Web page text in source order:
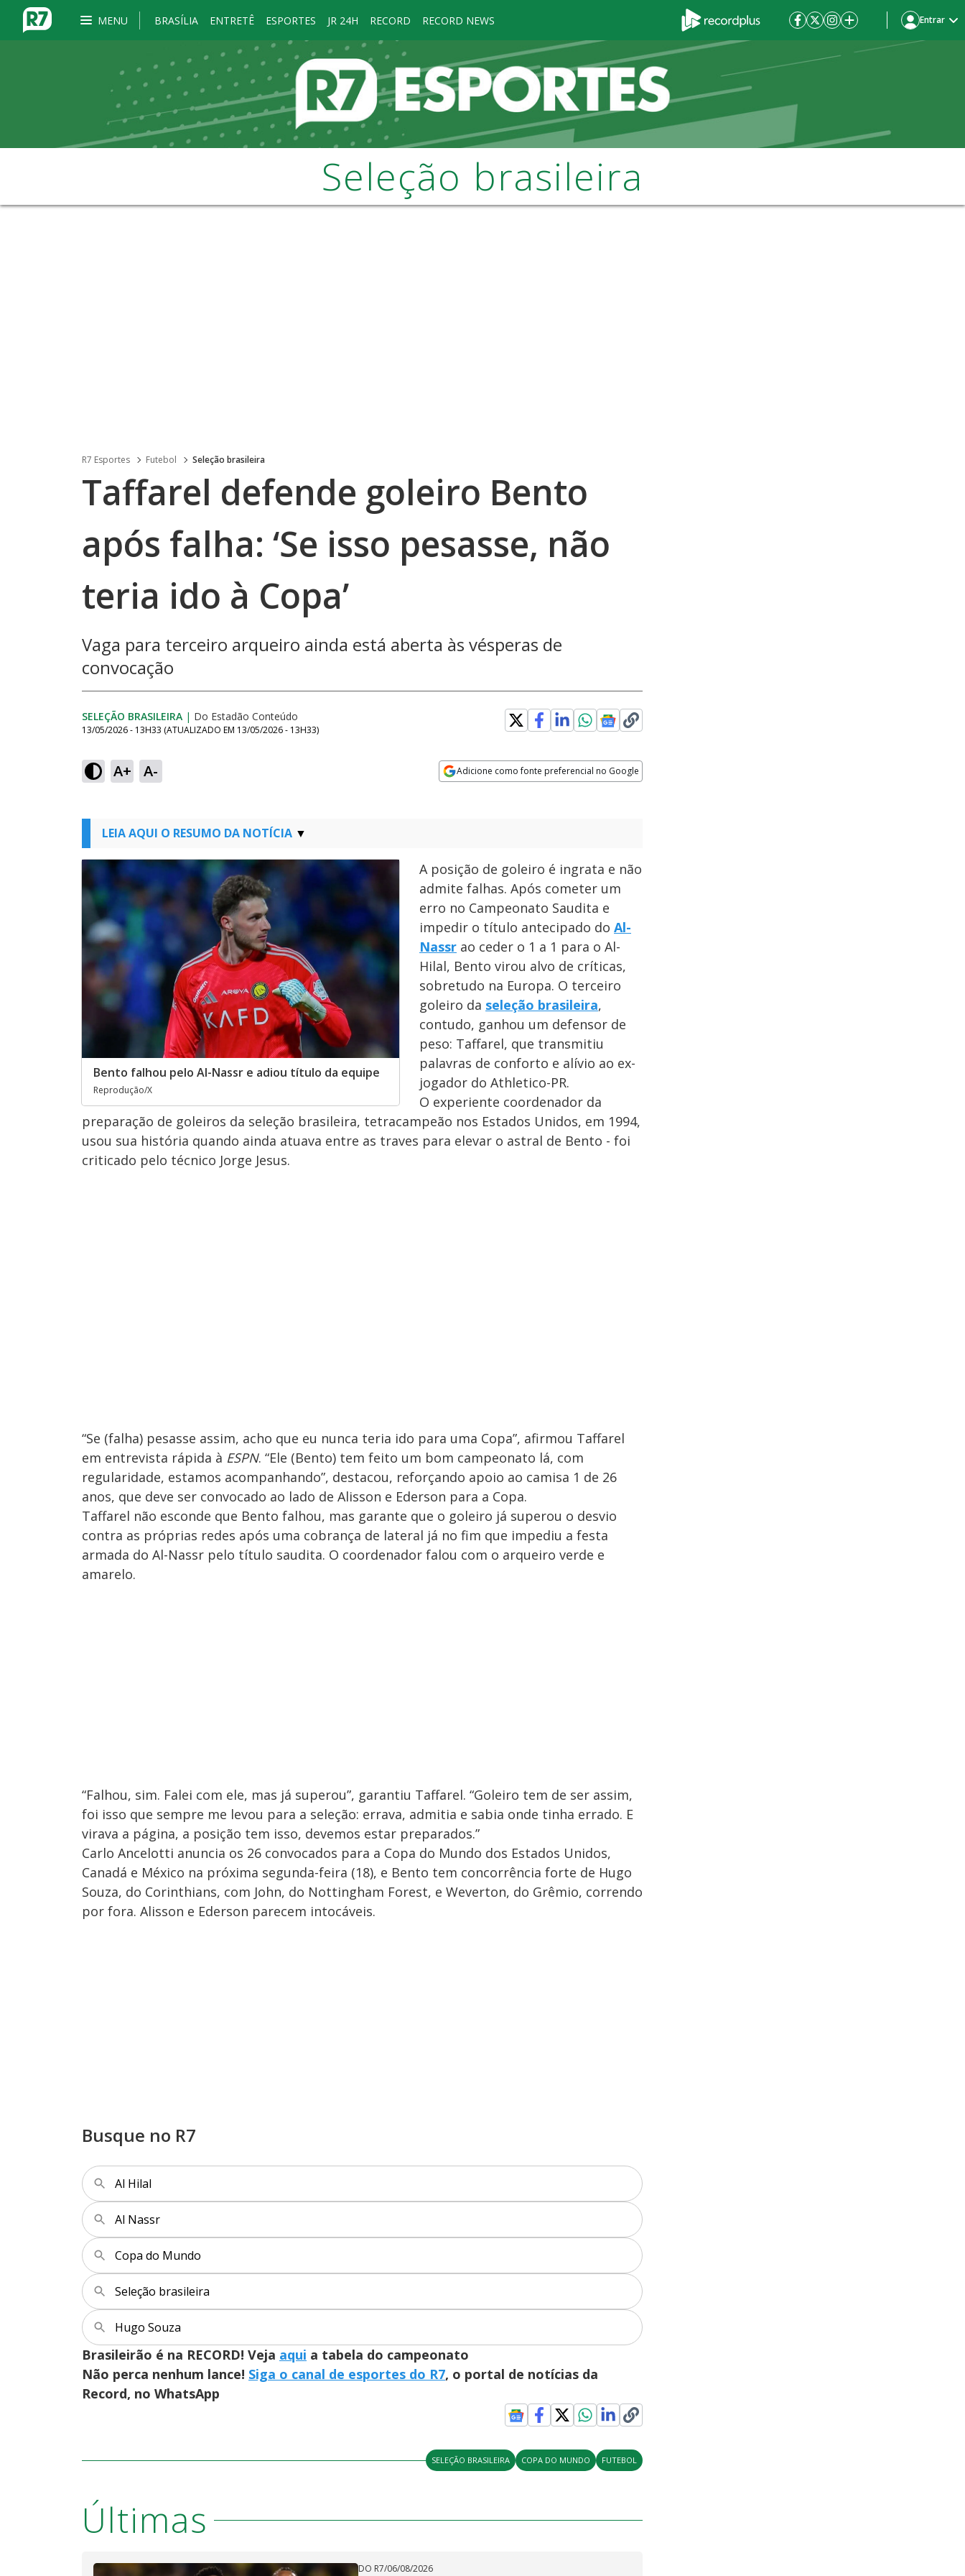
MENU BRASÍLIA ENTRETÊ ESPORTES JR 24H RECORD RECORD NEWS Entrar
Seleção brasileira
R7 Esportes Futebol Seleção brasileira
Taffarel defende goleiro Bento
após falha: ‘Se isso pesasse, não
teria ido à Copa’
Vaga para terceiro arqueiro ainda está aberta às vésperas de
convocação
SELEÇÃO BRASILEIRA | Do Estadão Conteúdo
13/05/2026 - 13H33 (ATUALIZADO EM 13/05/2026 - 13H33)
A+ A- Adicione como fonte preferencial no Google
LEIA AQUI O RESUMO DA NOTÍCIA
Bento falhou pelo Al-Nassr e adiou título da equipe
Reprodução/X
A posição de goleiro é ingrata e não
admite falhas. Após cometer um
erro no Campeonato Saudita e
impedir o título antecipado do Al-
Nassr ao ceder o 1 a 1 para o Al-
Hilal, Bento virou alvo de críticas,
sobretudo na Europa. O terceiro
goleiro da seleção brasileira,
contudo, ganhou um defensor de
peso: Taffarel, que transmitiu
palavras de conforto e alívio ao ex-
jogador do Athletico-PR.
O experiente coordenador da
preparação de goleiros da seleção brasileira, tetracampeão nos Estados Unidos, em 1994,
usou sua história quando ainda atuava entre as traves para elevar o astral de Bento - foi
criticado pelo técnico Jorge Jesus.
“Se (falha) pesasse assim, acho que eu nunca teria ido para uma Copa”, afirmou Taffarel
em entrevista rápida à ESPN. “Ele (Bento) tem feito um bom campeonato lá, com
regularidade, estamos acompanhando”, destacou, reforçando apoio ao camisa 1 de 26
anos, que deve ser convocado ao lado de Alisson e Ederson para a Copa.
Taffarel não esconde que Bento falhou, mas garante que o goleiro já superou o desvio
contra as próprias redes após uma cobrança de lateral já no fim que impediu a festa
armada do Al-Nassr pelo título saudita. O coordenador falou com o arqueiro verde e
amarelo.
“Falhou, sim. Falei com ele, mas já superou”, garantiu Taffarel. “Goleiro tem de ser assim,
foi isso que sempre me levou para a seleção: errava, admitia e sabia onde tinha errado. E
virava a página, a posição tem isso, devemos estar preparados.”
Carlo Ancelotti anuncia os 26 convocados para a Copa do Mundo dos Estados Unidos,
Canadá e México na próxima segunda-feira (18), e Bento tem concorrência forte de Hugo
Souza, do Corinthians, com John, do Nottingham Forest, e Weverton, do Grêmio, correndo
por fora. Alisson e Ederson parecem intocáveis.
Busque no R7
Al Hilal
Al Nassr
Copa do Mundo
Seleção brasileira
Hugo Souza
Brasileirão é na RECORD! Veja aqui a tabela do campeonato
Não perca nenhum lance! Siga o canal de esportes do R7, o portal de notícias da
Record, no WhatsApp
SELEÇÃO BRASILEIRA COPA DO MUNDO FUTEBOL
Últimas
DO R7/06/08/2026